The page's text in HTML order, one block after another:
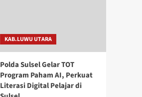
KAB.LUWU UTARA
Polda Sulsel Gelar TOT
Program Paham AI, Perkuat
Literasi Digital Pelajar di